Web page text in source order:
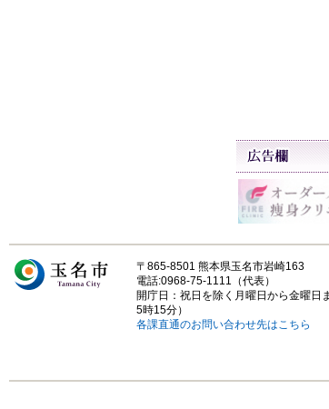
〒865-8501 熊本県玉名市岩崎163
電話:0968-75-1111（代表）
開庁日：祝日を除く月曜日から金曜日
5時15分）
各課直通のお問い合わせ先はこちら